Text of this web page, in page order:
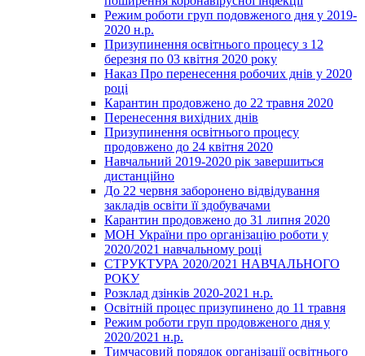
Режим роботи груп подовженого дня у 2019-
2020 н.р.
Призупинення освітнього процесу з 12
березня по 03 квітня 2020 року
Наказ Про перенесення робочих днів у 2020
році
Карантин продовжено до 22 травня 2020
Перенесення вихідних днів
Призупинення освітнього процесу
продовжено до 24 квітня 2020
Навчальний 2019-2020 рік завершиться
дистанційно
До 22 червня заборонено відвідування
закладів освіти її здобувачами
Карантин продовжено до 31 липня 2020
МОН України про організацію роботи у
2020/2021 навчальному році
СТРУКТУРА 2020/2021 НАВЧАЛЬНОГО
РОКУ
Розклад дзінків 2020-2021 н.р.
Освітній процес призупинено до 11 травня
Режим роботи груп продовженого дня у
2020/2021 н.р.
Тимчасовий порядок організації освітнього